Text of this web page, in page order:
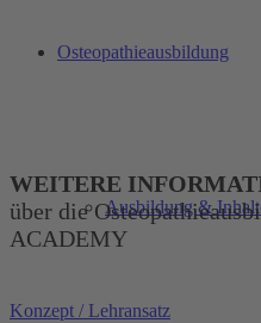
Osteopathieausbildung
Ausbildung &
WEITERE
über die
ACADEMY
Konzept / Lehransatz